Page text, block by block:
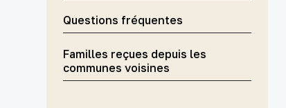
Questions fréquentes
Familles reçues depuis les
communes voisines